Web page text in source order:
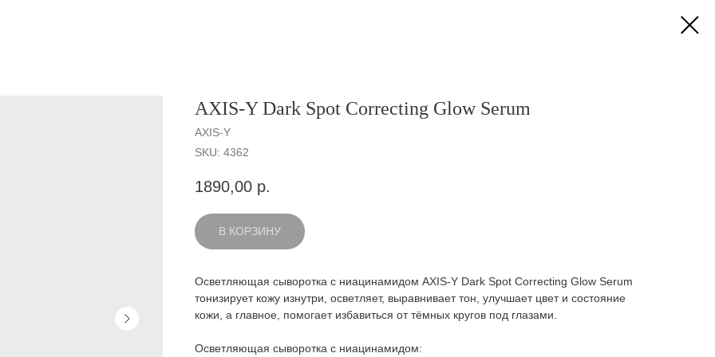
AXIS-Y Dark Spot Correcting Glow Serum
AXIS-Y
SKU: 4362
1890,00 р.
В КОРЗИНУ
Осветляющая сыворотка с ниацинамидом AXIS-Y Dark Spot Correcting Glow Serum
тонизирует кожу изнутри, осветляет, выравнивает тон, улучшает цвет и состояние
кожи, а главное, помогает избавиться от тёмных кругов под глазами.
Осветляющая сыворотка с ниацинамидом: